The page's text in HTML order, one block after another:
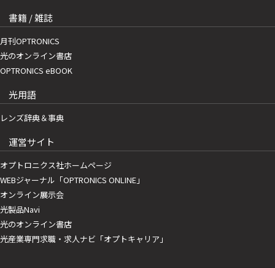
書籍 / 雑誌
月刊OPTRONICS
光のオンライン書店
OPTRONICS eBOOK
光用語
レンズ辞典＆事典
運営サイト
オプトロニクス社ホームページ
WEBジャーナル「OPTRONICS ONLINE」
オンライン展示会
光製品Navi
光のオンライン書店
光産業専門求職・求人ナビ「オプトキャリア」